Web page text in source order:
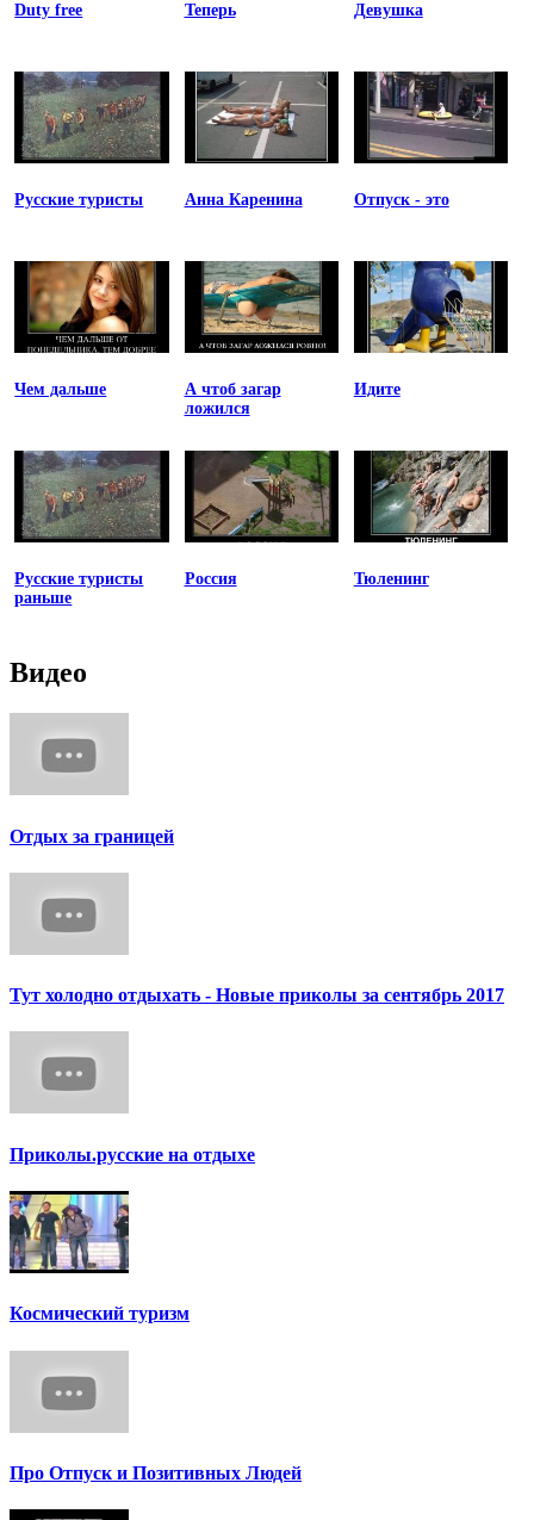
Duty free Теперь Девушка
Русские туристы Анна Каренина Отпуск - это
Чем дальше
А чтоб загар
ложился
Идите
Русские туристы
раньше
Россия Тюленинг
Видео
Отдых за границей
Тут холодно отдыхать - Новые приколы за сентябрь 2017
Приколы.русские на отдыхе
Космический туризм
Про Отпуск и Позитивных Людей